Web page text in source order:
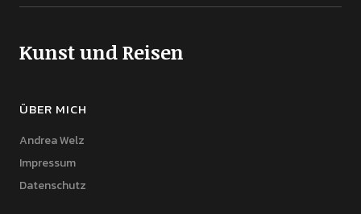
Kunst und Reisen
ÜBER MICH
Andrea Welz
Impressum
Datenschutz